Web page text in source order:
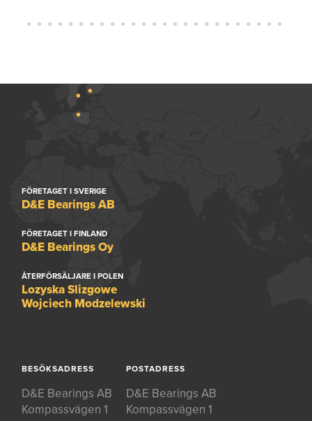
FÖRETAGET I SVERIGE
D&E Bearings AB
FÖRETAGET I FINLAND
D&E Bearings Oy
ÅTERFÖRSÄLJARE I POLEN
Lozyska Slizgowe
Wojciech Modzelewski
BESÖKSADRESS
D&E Bearings AB
Kompassvägen 1
POSTADRESS
D&E Bearings AB
Kompassvägen 1